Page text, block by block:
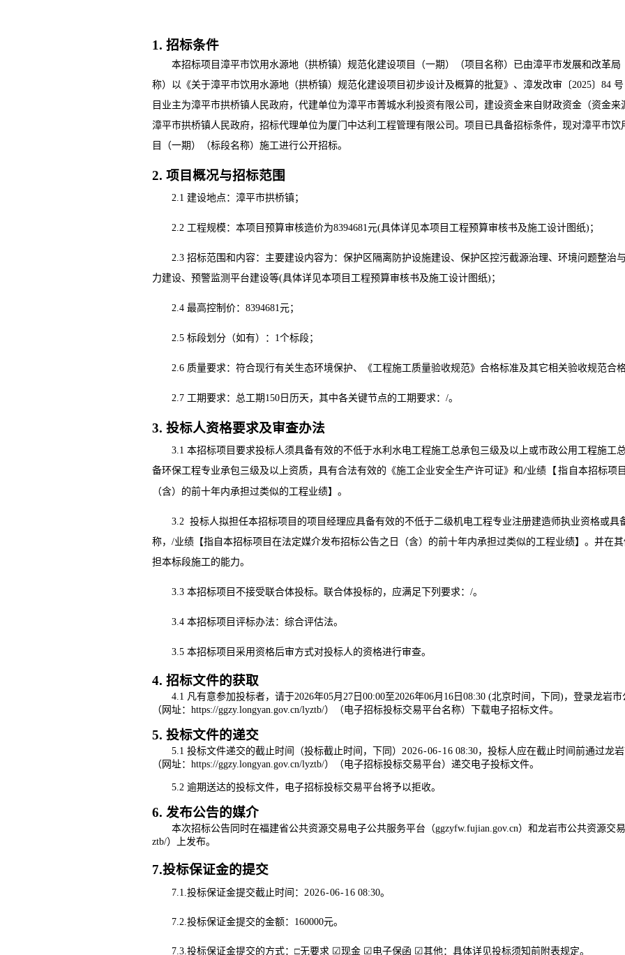
1. 招标条件
本招标项目 漳平市饮用水源地（拱桥镇）规范化建设项目（一期） （项目名称）已由漳平市发展和改革局
称）以 《关于漳平市饮用水源地（拱桥镇）规范化建设项目初步设计及概算的批复》、 漳发改审〔2025〕84 号
目业主为漳平市拱桥镇人民政府， 代建单位为漳平市菁城水利投资有限公司 ， 建设资金来自 财政资金 （资金
漳平市拱桥镇人民政府，招标代理单位为厦门中达利工程管理有限公司 。项目已具备招标条件，现对漳平市饮
目（一期）
（标段名称）施工进行公开招标。
2. 项目概况与招标范围
2.1 建设地点： 漳平市拱桥镇；
2.2 工程规模： 本项目预算审核造价为8394681元(具体详见本项目工程预算审核书及施工设计图纸)；
2.3 招标范围和内容： 主要建设内容为： 保护区隔离防护设施建设、保护区控污截源治理、环境问题整治
力建设、预警监测平台建设等(具体详见本项目工程预算审核书及施工设计图纸) ；
2.4 最高控制价： 8394681元；
2.5 标段划分（如有） ： 1个标段；
2.6 质量要求： 符合现行有关生态环境保护、《工程施工质量验收规范》合格标准及其它相关验收规范合
2.7 工期要求：总工期 150日历天，其中各关键节点的工期要求： /。
3. 投标人资格要求及审查办法
3.1 本招标项目要求投标人须具备有效的不低于水利水电工程施工总承包三级及以上或市政公用工程施工
备环保工程专业承包三级及以上资质，具有合法有效的 《施工企业安全生产许可证》和/业绩 【指 自本招标项
（含）的前十年内承担过类似的工程业绩】 。
3.2 投标人拟担任本招标项目的项目经理应具备有效的不低于二级机电工程专业注册建造师执业资格或具
称， /业绩 【指自本招标项目在法定媒介发布招标公告之日（含）的前十年内承担过类似的工程业绩】 。并在
担本标段施工的能力。
3.3 本招标项目 不接受联合体投标。联合体投标的，应满足下列要求： /。
3.4 本招标项目评标办法： 综合评估法。
3.5 本招标项目采用资格后审方式对投标人的资格进行审查。
4. 招标文件的获取
4.1 凡有意参加投标者，请于2026年05月 27 日 00:00至2026年06月 16日08:30 (北京时间，下同)，登录龙岩市
（网址： https://ggzy.longyan.gov.cn/lyztb/） （电子招标投标交易平台名称）下载电子招标文件。
5. 投标文件的递交
5.1 投标文件递交的截止时间（投标截止时间，下同） 2026-06-16 08:30，投标人应在截止时间前通过龙
（网址： https://ggzy.longyan.gov.cn/lyztb/） （电子招标投标交易平台）递交电子投标文件。
5.2 逾期送达的投标文件，电子招标投标交易平台将予以拒收。
6. 发布公告的媒介
本次招标公告同时在福建省公共资源交易电子公共服务平台（ggzyfw.fujian.gov.cn）和龙岩市公共资源交
ztb/）
上发布。
7.投标保证金的提交
7.1.投标保证金提交截止时间： 2026-06-16 08:30。
7.2.投标保证金提交的金额： 160000元。
7.3.投标保证金提交的方式： □无要求 ☑现金 ☑ 电子保函 ☑其他： 具体详见投标须知前附表规定。